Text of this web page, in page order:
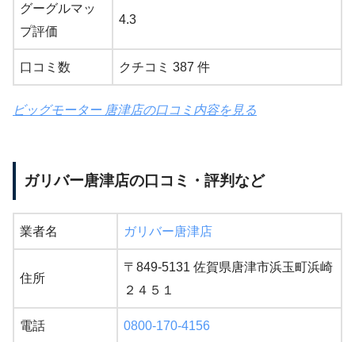
グーグルマッ
プ評価
4.3
口コミ数 クチコミ 387 件
ビッグモーター 唐津店の口コミ内容を見る
ガリバー唐津店の口コミ・評判など
業者名 ガリバー唐津店
住所
〒849-5131 佐賀県唐津市浜玉町浜崎
２４５１
電話 0800-170-4156